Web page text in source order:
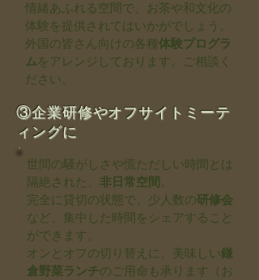
情緒あふれる空間で、お茶や和文化の
体験を提供されてはいかがでしょう。
外国の皆さん向けの各種体験プログラ
ムをアレンジしております。ご相談く
ださい。
③企業研修やオフサイトミーテ
ィングに
世間の騒がしさや慌ただしい時間とは
隔絶された、 非日常空間
完全に貸切の状態で、少人数の研修会
など、集中した時間をシェアすること
ができます。
オンとオフの切り替えに、美味しい鎌
倉野菜ランチのご用命も承ります（お